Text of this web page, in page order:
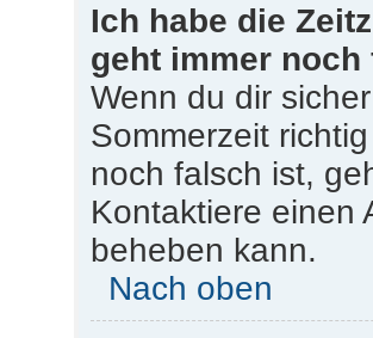
Ich habe die
geht immer noch
Wenn du dir
Sommerzeit
noch falsch ist,
Kontaktiere einen
beheben kann.
Nach oben